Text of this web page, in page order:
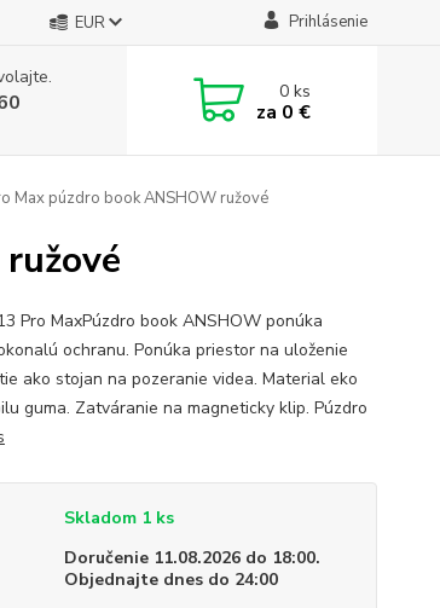
EUR Prihlásenie
0ks
za 0 €
Max púzdro book ANSHOW ružové
Pro MaxPúzdro book ANSHOW ponúka
ochranu. Ponúka priestor na uloženie
ako stojan na pozeranie videa. Material eko
guma. Zatváranie na magneticky klip. Púzdro
Skladom 1 ks
Doručenie 11.08.2026 do 18:00.
Objednajte dnes do 24:00